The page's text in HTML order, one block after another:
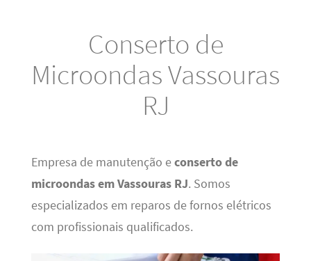
Conserto de
Microondas Vassouras
RJ
Empresa de manutenção econserto de
microondas em Vassouras RJ. Somos
especializados em reparos de fornos elétricos
com profissionais qualificados.